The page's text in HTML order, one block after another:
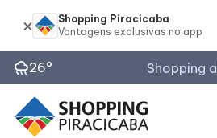
rainy26° Shopping
Horários de Funcionamento
Shopping Piracicaba